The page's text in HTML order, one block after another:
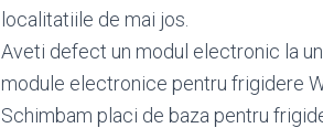
localitatiile de mai jos.
Aveti defect un modul electronic la
module electronice pentru frigidere
Schimbam placi de baza pentru